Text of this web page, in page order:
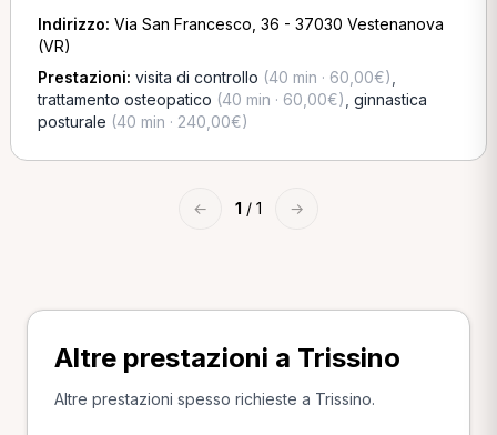
Indirizzo: Via San Francesco, 36 - 37030 Vestenanova
(VR)
Prestazioni: visita di controllo (40 min · 60,00€)
trattamento osteopatico (40 min · 60,00€) ginnastica
posturale (40 min · 240,00€)
← 1 / 1 →
Altre prestazioni a Trissino
Altre prestazioni spesso richieste a Trissino.